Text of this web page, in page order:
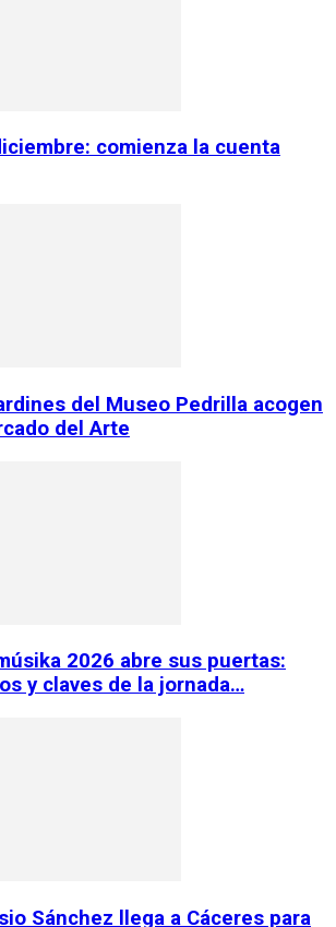
comienza la cuenta
del Museo Pedrilla acogen
del Arte
2026 abre sus puertas:
y claves de la jornada…
Sánchez llega a Cáceres para